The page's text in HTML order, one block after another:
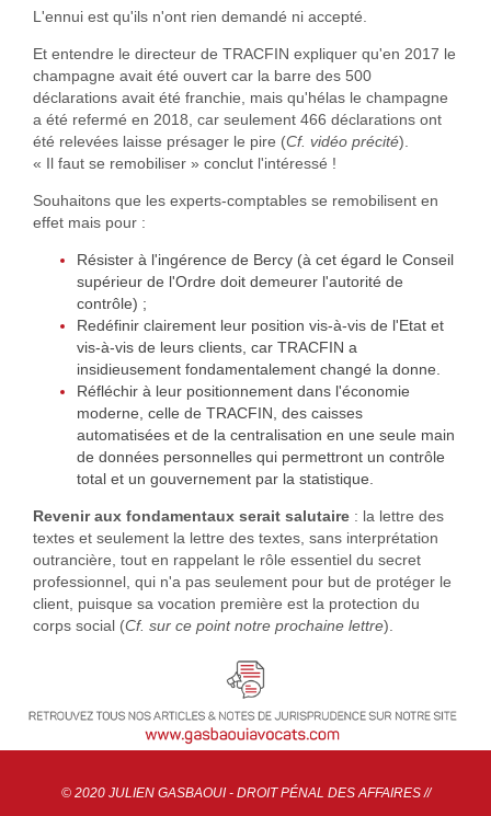
L'ennui est qu'ils n'ont rien demandé ni accepté.
Et entendre le directeur de TRACFIN expliquer qu'en 2017 le
champagne avait été ouvert car la barre des 500
déclarations avait été franchie, mais qu'hélas le champagne
a été refermé en 2018, car seulement 466 déclarations ont
été relevées laisse présager le pire (Cf. vidéo précité).
« Il faut se remobiliser » conclut l'intéressé !
Souhaitons que les experts-comptables se remobilisent en
effet mais pour :
Résister à l'ingérence de Bercy (à cet égard le Conseil
supérieur de l'Ordre doit demeurer l'autorité de
contrôle) ;
Redéfinir clairement leur position vis-à-vis de l'Etat et
vis-à-vis de leurs clients, car TRACFIN a
insidieusement fondamentalement changé la donne.
Réfléchir à leur positionnement dans l'économie
moderne, celle de TRACFIN, des caisses
automatisées et de la centralisation en une seule main
de données personnelles qui permettront un contrôle
total et un gouvernement par la statistique.
Revenir aux fondamentaux serait salutaire : la lettre des
textes et seulement la lettre des textes, sans interprétation
outrancière, tout en rappelant le rôle essentiel du secret
professionnel, qui n'a pas seulement pour but de protéger le
client, puisque sa vocation première est la protection du
corps social (Cf. sur ce point notre prochaine lettre).
© 2020 JULIEN GASBAOUI - DROIT PÉNAL DES AFFAIRES //